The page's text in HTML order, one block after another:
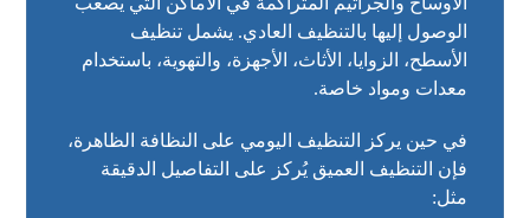
الوصول إليها بالتنظيف العادي. يشمل تنظيف
الأسطح، الزوايا، الأثاث، الأجهزة، والتهوية، باستخدام
معدات ومواد خاصة.
في حين يركز التنظيف اليومي على النظافة الظاهرة،
فإن التنظيف العميق يُركز على التفاصيل الدقيقة
مثل: